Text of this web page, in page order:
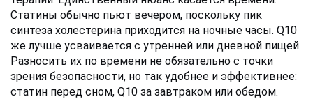
Статины обычно пьют вечером, поскольку пик
синтеза холестерина приходится на ночные часы. Q10
же лучше усваивается с утренней или дневной пищей.
Разносить их по времени не обязательно с точки
зрения безопасности, но так удобнее и эффективнее:
статин перед сном, Q10 за завтраком или обедом.